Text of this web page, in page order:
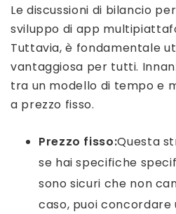
Le discussioni di bilancio
sviluppo di app
Tuttavia, è fondamentale
vantaggiosa per tutti.
tra un modello di tempo e
a prezzo fisso.
Prezzo fisso:Questa
se hai specifiche
sono sicuri che non
caso, puoi concordare